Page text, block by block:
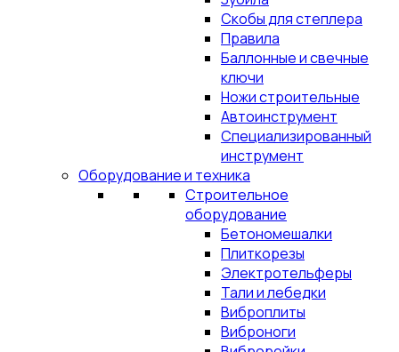
Скобы для степлера
Правила
Баллонные и свечные
ключи
Ножи строительные
Автоинструмент
Специализированный
инструмент
Оборудование и техника
Строительное
оборудование
Бетономешалки
Плиткорезы
Электротельферы
Тали и лебедки
Виброплиты
Виброноги